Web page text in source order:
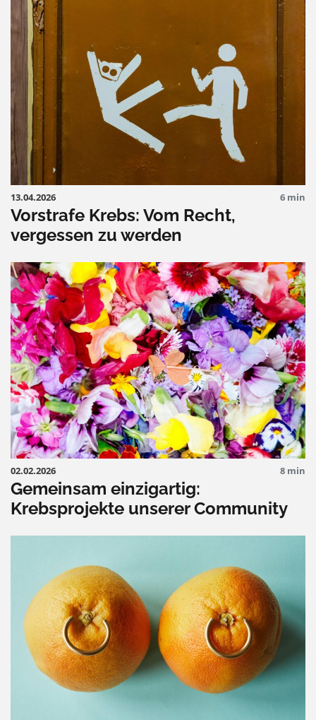
13.04.2026 6 min
Vorstrafe Krebs: Vom Recht,
vergessen zu werden
02.02.2026 8 min
Gemeinsam einzigartig:
Krebsprojekte unserer Community